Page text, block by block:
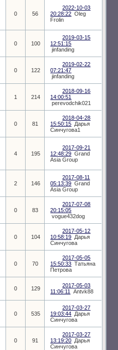
0 56
2022-10-03
20:28:22 Oleg
Frolin
0 100
2019-03-15
12:51:15
jinfanding
0 122
2019-02-22
07:21:47
jinfanding
1 214
2018-09-16
14:00:51
perevodchik021
0 81
2018-04-28
15:50:15 Дарья
Синчугова1
4 195
2017-09-21
12:48:29 Grand
Asia Group
2 146
2017-08-11
05:13:39 Grand
Asia Group
0 83
2017-07-08
20:15:05
vogue432dog
0 104
2017-05-12
10:58:19 Дарья
Синчугова
0 70
2017-05-05
15:50:33 Татьяна
Петрова
0 129
2017-05-03
11:06:11
Antvk88
0 535
2017-03-27
19:03:44 Дарья
Синчугова
0 91
2017-03-27
13:19:20 Дарья
Синчугова